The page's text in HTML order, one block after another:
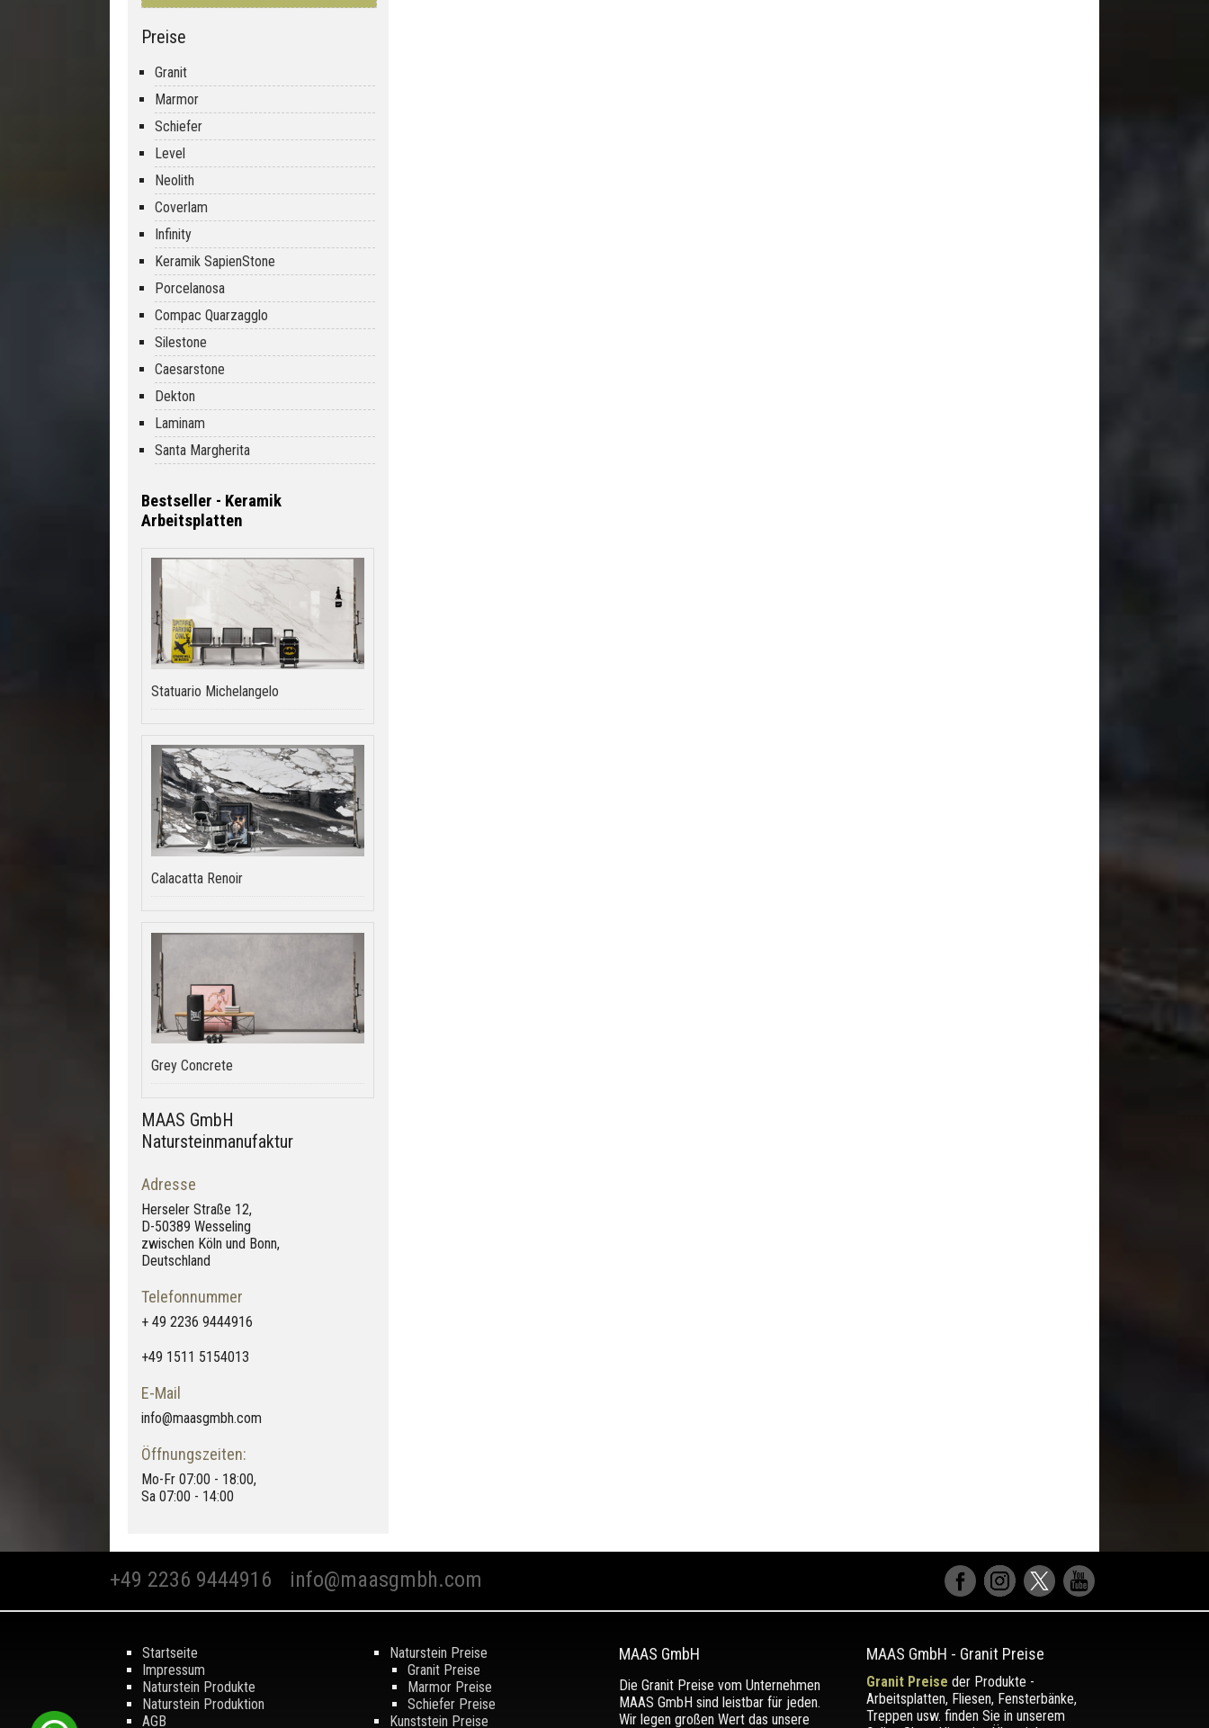
Preise
Granit
Marmor
Schiefer
Level
Neolith
Coverlam
Infinity
Keramik SapienStone
Porcelanosa
Compac Quarzagglo
Silestone
Caesarstone
Dekton
Laminam
Santa Margherita
Bestseller - Keramik
Arbeitsplatten
Statuario Michelangelo
Calacatta Renoir
Grey Concrete
MAAS GmbH
Natursteinmanufaktur
Adresse
Herseler Straße 12,
D-50389 Wesseling
zwischen Köln und Bonn,
Deutschland
Telefonnummer
+ 49 2236 9444916
+49 1511 5154013
E-Mail
info@maasgmbh.com
Öffnungszeiten:
Mo-Fr 07:00 - 18:00,
Sa 07:00 - 14:00
+49 2236 9444916 info@maasgmbh.com
Startseite
Impressum
Naturstein Produkte
Naturstein Produktion
AGB
Naturstein Preise
Granit Preise
Marmor Preise
Schiefer Preise
Kunststein Preise
MAAS GmbH
Die Granit Preise vom Unternehmen
MAAS GmbH sind leistbar für jeden.
Wir legen großen Wert das unsere
MAAS GmbH - Granit Preise
Granit Preise der Produkte -
Arbeitsplatten, Fliesen, Fensterbänke,
Treppen usw. finden Sie in unserem